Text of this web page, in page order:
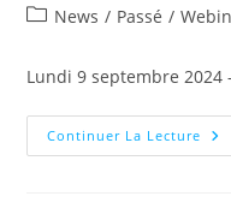
News / Passé /
Lundi 9 septembre 2024
Continuer La Lecture